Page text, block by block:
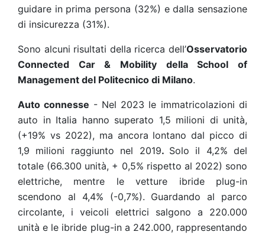
guidare in prima persona (32%) e dalla sensazione
di insicurezza (31%).
Sono alcuni risultati della ricerca dell’Osservatorio
Connected Car & Mobility
della School of
Management del Politecnico di Milano.
Auto connesse - Nel 2023 le immatricolazioni di
auto in Italia hanno superato 1,5 milioni di unità,
(+19% vs 2022), ma ancora lontano dal picco di
1,9 milioni raggiunto nel 2019. Solo il 4,2% del
totale (66.300 unità, + 0,5% rispetto al 2022) sono
elettriche, mentre le vetture ibride plug-in
scendono al 4,4% (-0,7%). Guardando al parco
circolante, i veicoli elettrici salgono a 220.000
unità e le ibride plug-in a 242.000, rappresentando